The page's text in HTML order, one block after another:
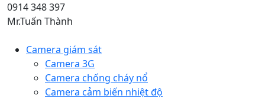
0914 348 397
Mr.Tuấn Thành
Camera giám sát
Camera 3G
Camera chống cháy nổ
Camera cảm biến nhiệt độ